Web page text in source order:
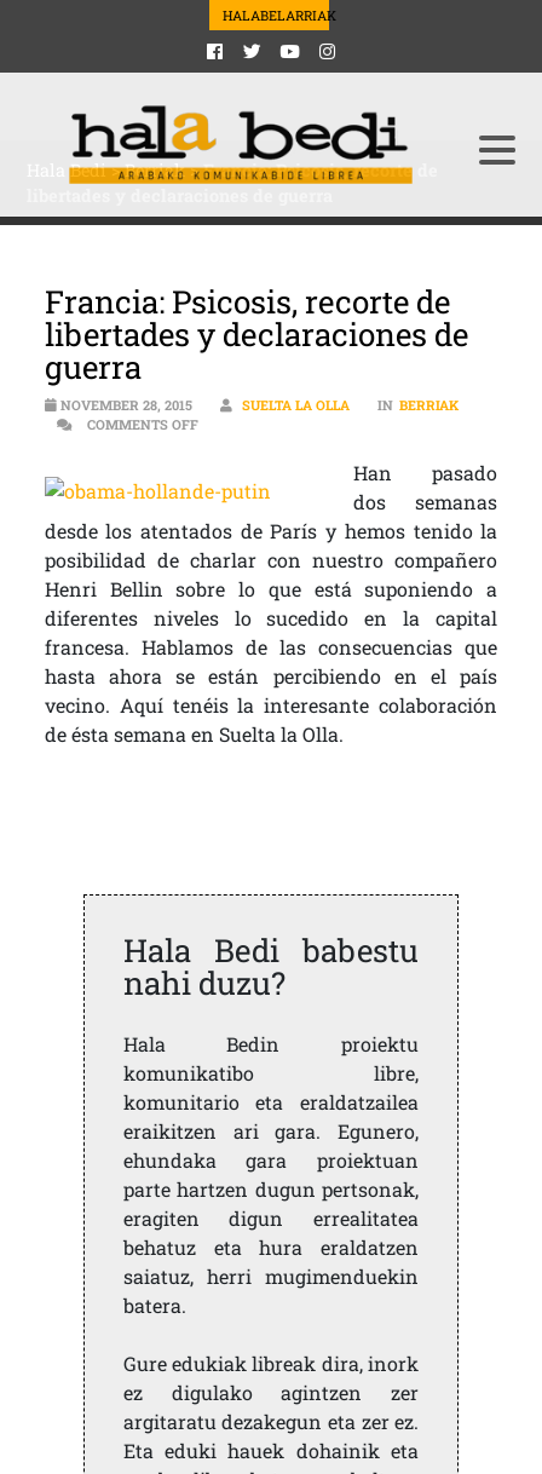
HALABELARRIAK
Hala Bedi>Berriak>Francia: Psicosis, recorte de
Francia: Psicosis, recorte de
libertades y declaraciones de
guerra
NOVEMBER 28, 2015 SUELTA LA OLLA IN BERRIAK
COMMENTS OFFON FRANCIA: PSICOSIS, RECORTE DE LIBERTADES
Han pasado
dos semanas
desde los atentados de París y hemos tenido la
posibilidad de charlar con nuestro compañero
Henri Bellin sobre lo que está suponiendo a
diferentes niveles lo sucedido en la capital
francesa. Hablamos de las consecuencias que
hasta ahora se están percibiendo en el país
vecino. Aquí tenéis la interesante colaboración
de ésta semana en Suelta la Olla.
Hala Bedi babestu
nahi duzu?
Hala Bedin proiektu
komunikatibo libre,
komunitario eta eraldatzailea
eraikitzen ari gara. Egunero,
ehundaka gara proiektuan
parte hartzen dugun pertsonak,
eragiten digun errealitatea
behatuz eta hura eraldatzen
saiatuz, herri mugimenduekin
batera.
Gure edukiak libreak dira, inork
ez digulako agintzen zer
argitaratu dezakegun eta zer ez.
Eta eduki hauek dohainik eta